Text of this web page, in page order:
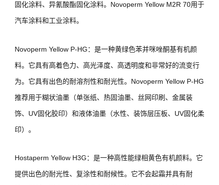
固化涂料、异氰酸酯固化涂料。Novoperm Yellow M2R 70用于
汽车涂料和工业涂料。
Novoperm Yellow P-HG：是一种黄绿色苯并咪唑酮基有机颜
料。它具有高着色力、高光泽度、高透明度和非常好的流变行
为。它具有出色的耐溶剂性和耐光性。Novoperm Yellow P-HG
推荐用于糊状油墨（单张纸、热固油墨、丝网印刷、金属装
饰、UV固化胶印）和液体油墨（水性、装饰层压板、UV固化柔
印）。
Hostaperm Yellow H3G：是一种高性能绿相黄色有机颜料。它
提供出色的耐光性、复涂性和耐候性。它不会起霜并具有耐